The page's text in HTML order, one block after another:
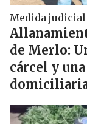
Medida judicial
de Merlo:
cárcel y